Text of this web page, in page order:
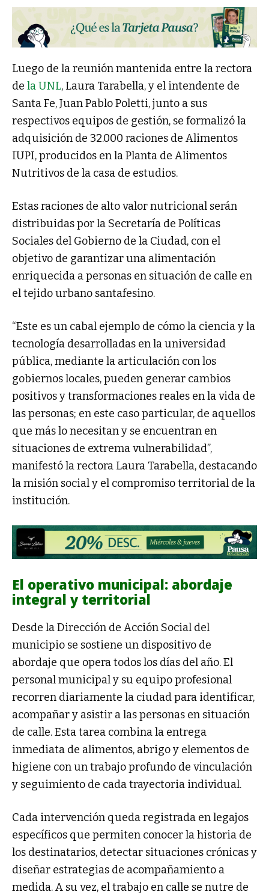
Luego de la reunión mantenida entre la rectora
de la UNL, Laura Tarabella, y el intendente de
Santa Fe, Juan Pablo Poletti, junto a sus
respectivos equipos de gestión, se formalizó la
adquisición de 32.000 raciones de Alimentos
IUPI, producidos en la Planta de Alimentos
Nutritivos de la casa de estudios.
Estas raciones de alto valor nutricional serán
distribuidas por la Secretaría de Políticas
Sociales del Gobierno de la Ciudad, con el
objetivo de garantizar una alimentación
enriquecida a personas en situación de calle en
el tejido urbano santafesino.
“Este es un cabal ejemplo de cómo la ciencia y la
tecnología desarrolladas en la universidad
pública, mediante la articulación con los
gobiernos locales, pueden generar cambios
positivos y transformaciones reales en la vida de
las personas; en este caso particular, de aquellos
que más lo necesitan y se encuentran en
situaciones de extrema vulnerabilidad”,
manifestó la rectora Laura Tarabella, destacando
la misión social y el compromiso territorial de la
institución.
El operativo municipal: abordaje
integral y territorial
Desde la Dirección de Acción Social del
municipio se sostiene un dispositivo de
abordaje que opera todos los días del año. El
personal municipal y su equipo profesional
recorren diariamente la ciudad para identificar,
acompañar y asistir a las personas en situación
de calle. Esta tarea combina la entrega
inmediata de alimentos, abrigo y elementos de
higiene con un trabajo profundo de vinculación
y seguimiento de cada trayectoria individual.
Cada intervención queda registrada en legajos
específicos que permiten conocer la historia de
los destinatarios, detectar situaciones crónicas y
diseñar estrategias de acompañamiento a
medida. A su vez, el trabajo en calle se nutre de